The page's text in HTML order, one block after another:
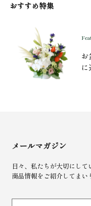
おすすめ特集
に
メールマガジン
日々、私たちが大切にし
商品情報をご紹介してまい